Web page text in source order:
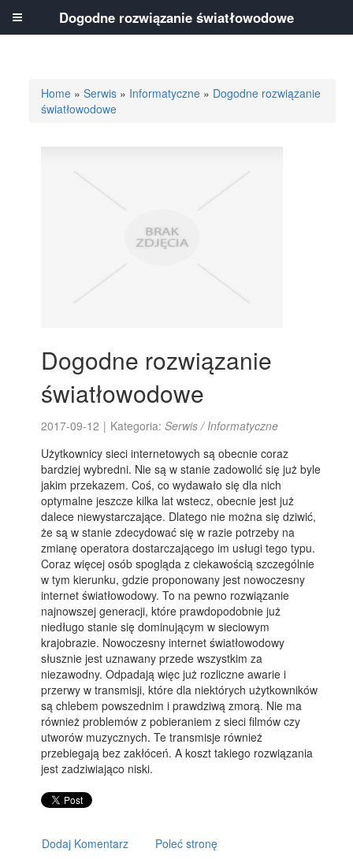
Home »Serwis » Informatyczne » Dogodne rozwiązanie
światłowodowe
Dogodne rozwiązanie
światłowodowe
2017-09-12 | Kategoria:Serwis / Informatyczne
Użytkownicy sieci internetowych są obecnie coraz
bardziej wybredni. Nie są w stanie zadowolić się już byle
jakim przekazem. Coś, co wydawało się dla nich
optymalne jeszcze kilka lat wstecz, obecnie jest już
dalece niewystarczające. Dlatego nie można się dziwić,
że są w stanie zdecydować się w razie potrzeby na
zmianę operatora dostarczającego im usługi tego typu.
Coraz więcej osób spogląda z ciekawością szczególnie
w tym kierunku, gdzie proponowany jest nowoczesny
internet światłowodowy. To na pewno rozwiązanie
najnowszej generacji, które prawdopodobnie już
niedługo stanie się dominującym w sieciowym
krajobrazie. Nowoczesny internet światłowodowy
słusznie jest uznawany przede wszystkim za
niezawodny. Odpadają więc już rozliczne awarie i
przerwy w transmisji, które dla niektórych użytkowników
są chlebem powszednim i prawdziwą zmorą. Nie ma
również problemów z pobieraniem z sieci filmów czy
utworów muzycznych. Te transmisje również
przebiegają bez zakłóceń. A koszt takiego rozwiązania
jest zadziwiająco niski.
Dodaj Komentarz Poleć stronę
Dogodne rozwiązanie światłowodowe